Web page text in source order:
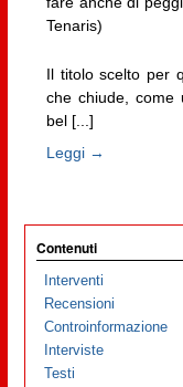
Tenaris)
Il titolo scelto per
che chiude, come
bel [...]
Leggi →
Contenuti
Interventi
Recensioni
Controinformazione
Interviste
Testi